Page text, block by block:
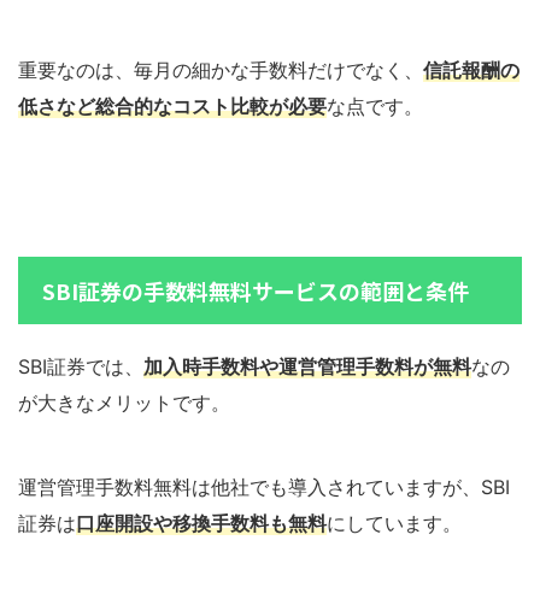
重要なのは、毎月の細かな手数料だけでなく、 信託報酬の
低さなど総合的なコスト比較が必要な点です。
SBI証券の手数料無料サービスの範囲と条件
SBI証券では、 加入時手数料や運営管理手数料が無料なの
が大きなメリットです。
運営管理手数料無料は他社でも導入されていますが、SBI
証券は口座開設や移換手数料も無料にしています。